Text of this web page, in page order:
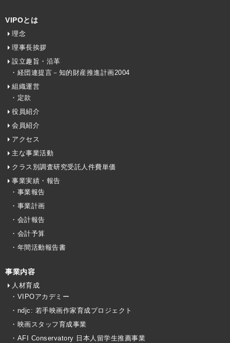
VIPOとは
理念
理事長挨拶
設立趣旨・沿革
・経団連提言－知的財産推進計画2004
組織運営
・定款
役員紹介
会員紹介
アクセス
主な事業活動
クラス別調査研究受託人件費単価
事業実績・報告
・事業報告
・事業計画
・会計報告
・会計予算
・年間活動報告書
事業内容
人材育成
・VIPOアカデミー
・ndjc: 若手映画作家育成プロジェクト
・映画スタッフ育成事業
・AFI Conservatory 日本人留学生推薦事業